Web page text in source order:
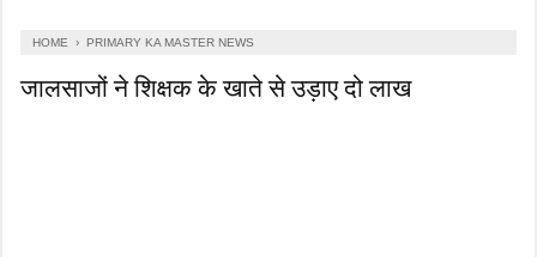
HOME › PRIMARY KA MASTER NEWS
जालसाजों ने शिक्षक के खाते से उड़ाए दो लाख